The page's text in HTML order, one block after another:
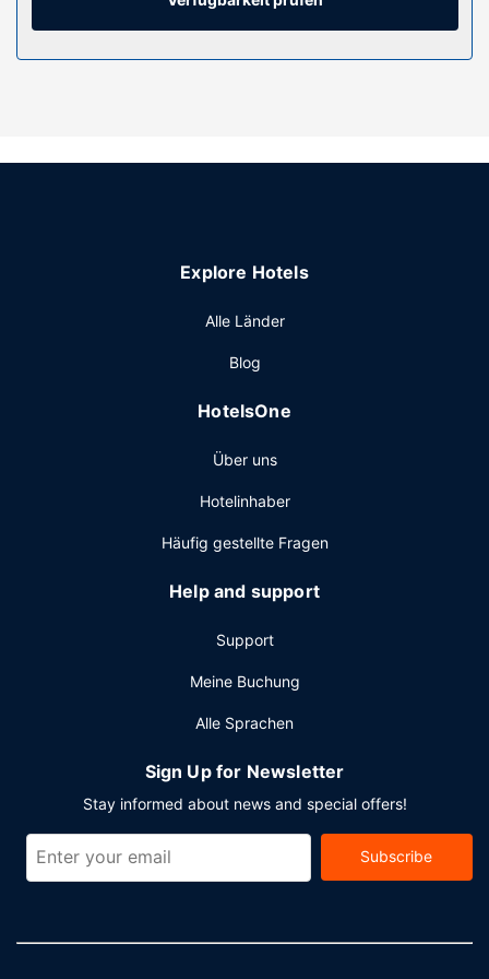
Ausstattung der Anlage
Verkaufsautomaten.
Frühstücksbuffet angeboten.
die Uhr besetzte Rezeption und mehrsprachiges Personal.
Explore Hotels
Alle Länder
Blog
HotelsOne
Über uns
Hotelinhaber
Häufig gestellte Fragen
Help and support
Support
Meine Buchung
Alle Sprachen
Sign Up for Newsletter
Stay informed about news and special offers!
Subscribe